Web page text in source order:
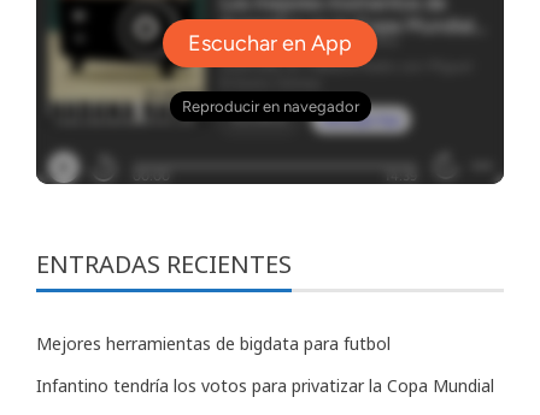
ENTRADAS RECIENTES
Mejores herramientas de bigdata para futbol
Infantino tendría los votos para privatizar la Copa Mundial